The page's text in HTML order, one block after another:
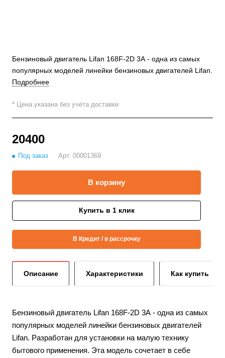
Бензиновый двигатель Lifan 168F-2D 3А - одна из самых
популярных моделей линейки бензиновых двигателей Lifan.
Подробнее
* Цена указана без учёта доставки
20400
Под заказ Арт. 00001369
В корзину
Купить в 1 клик
В Кредит / в рассрочку
Описание Характеристики Как купить
Бензиновый двигатель Lifan 168F-2D 3А - одна из самых
популярных моделей линейки бензиновых двигателей
Lifan. Разработан для установки на малую технику
бытового применения. Эта модель сочетает в себе